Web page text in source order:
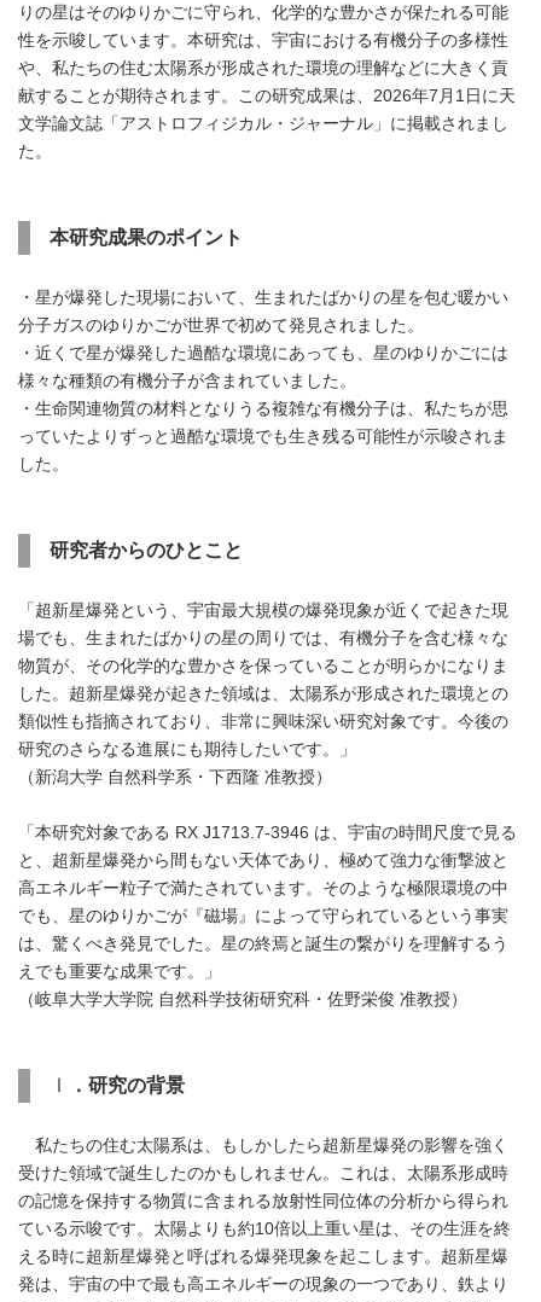
りの星はそのゆりかごに守られ、化学的な豊かさが保たれる可能
性を示唆しています。本研究は、宇宙における有機分子の多様性
や、私たちの住む太陽系が形成された環境の理解などに大きく貢
献することが期待されます。この研究成果は、2026年7月1日に天
文学論文誌「アストロフィジカル・ジャーナル」に掲載されまし
た。
本研究成果のポイント
・星が爆発した現場において、生まれたばかりの星を包む暖かい
分子ガスのゆりかごが世界で初めて発見されました。
・近くで星が爆発した過酷な環境にあっても、星のゆりかごには
様々な種類の有機分子が含まれていました。
・生命関連物質の材料となりうる複雑な有機分子は、私たちが思
っていたよりずっと過酷な環境でも生き残る可能性が示唆されま
した。
研究者からのひとこと
「超新星爆発という、宇宙最大規模の爆発現象が近くで起きた現
場でも、生まれたばかりの星の周りでは、有機分子を含む様々な
物質が、その化学的な豊かさを保っていることが明らかになりま
した。超新星爆発が起きた領域は、太陽系が形成された環境との
類似性も指摘されており、非常に興味深い研究対象です。今後の
研究のさらなる進展にも期待したいです。」
（新潟大学 自然科学系・下西隆 准教授）
「本研究対象である RX J1713.7-3946 は、宇宙の時間尺度で見る
と、超新星爆発から間もない天体であり、極めて強力な衝撃波と
高エネルギー粒子で満たされています。そのような極限環境の中
でも、星のゆりかごが『磁場』によって守られているという事実
は、驚くべき発見でした。星の終焉と誕生の繋がりを理解するう
えでも重要な成果です。」
（岐阜大学大学院 自然科学技術研究科・佐野栄俊 准教授）
Ⅰ ．研究の背景
私たちの住む太陽系は、もしかしたら超新星爆発の影響を強く
受けた領域で誕生したのかもしれません。これは、太陽系形成時
の記憶を保持する物質に含まれる放射性同位体の分析から得られ
ている示唆です。太陽よりも約10倍以上重い星は、その生涯を終
える時に超新星爆発と呼ばれる爆発現象を起こします。超新星爆
発は、宇宙の中で最も高エネルギーの現象の一つであり、鉄より